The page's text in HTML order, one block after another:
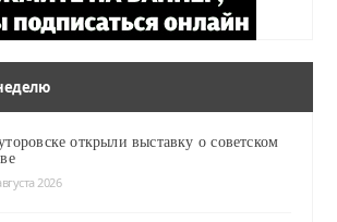
открыли выставку о советском
2026